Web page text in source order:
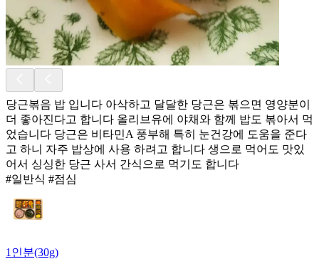
당근볶음 밥 입니다 아삭하고 달달한 당근은 볶으면 영양분이
더 좋아진다고 합니다 올리브유에 야채와 함께 밥도 볶아서 먹
었습니다 당근은 비타민A 풍부해 특히 눈건강에 도움을 준다
고 하니 자주 밥상에 사용 하려고 합니다 생으로 먹어도 맛있
어서 싱싱한 당근 사서 간식으로 먹기도 합니다
#일반식 #점심
1인분(30g)